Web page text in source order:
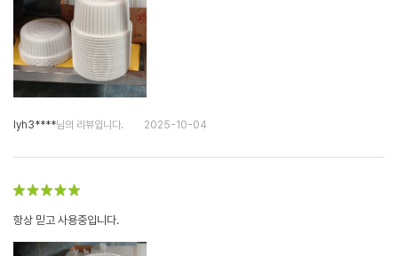
lyh3****님의 리뷰입니다. 2025-10-04
항상 믿고 사용중입니다.